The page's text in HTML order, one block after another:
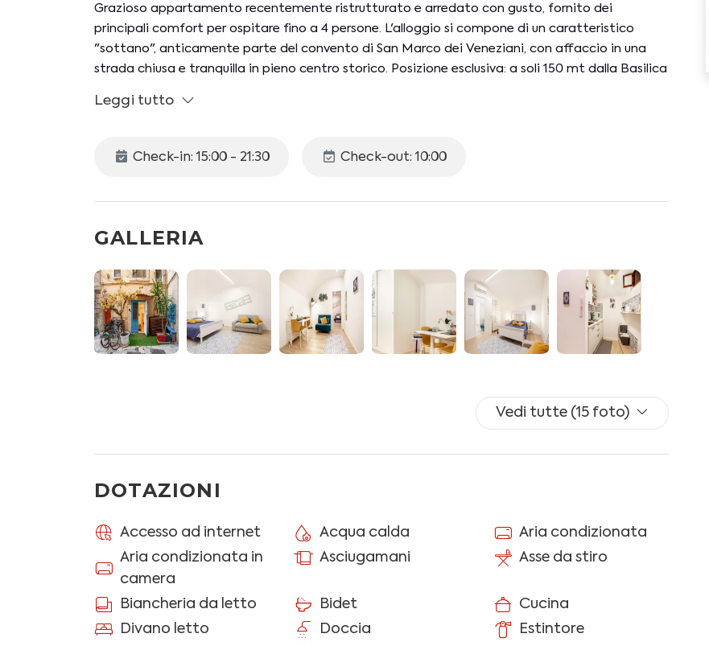
Grazioso appartamento recentemente ristrutturato e arredato con gusto, fornito dei
principali comfort per ospitare fino a 4 persone. L'alloggio si compone di un caratteristico
"sottano", anticamente parte del convento di San Marco dei Veneziani, con affaccio in una
strada chiusa e tranquilla in pieno centro storico. Posizione esclusiva: a soli 150 mt dalla Basilica
partenza ideale per esplorare la città!
L'alloggio di 40 mq si trova al piano terra di uno stabile (si segnalano quattro scalini all'ingresso)
- Angolo cottura attrezzato con due piastre elettriche, minifrigo, moka, bollitore elettrico,
- Area living con poltrona letto singola e tavolo da pranzo
- Camera da letto con letto matrimoniale, divano letto a una piazza e mezza, TV, guardaroba
a vista, cassettiera e split AC
- Toilette con wc, bidet e box doccia
Ulteriori servizi a disposizione degli ospiti: WIFI ILLIMITATO Tim fibra, riscaldamento con
N.B.: le chiavi della porta d'ingresso si trovano all'interno di una cassetta di sicurezza che si apre
con un codice, il quale sarà fornito al momento del check-in.
ATTENZIONE: l'alloggio è ubicato in ZTL, in piena zona pedonale, e NON è raggiungibile in auto.
Normanno o a pagamento su Lungomare Imperatore Augusto, entrambi a 200m dalla
proprietà.
dell'alloggio, "La Casuccia x2 a un passo dalla Basilica S. Nicola" e "La Pergola Apt in pieno
centro storico! x4", per un totale di 10 persone.
Leggi tutto
Check-in: 15:00 - 21:30 Check-out: 10:00
GALLERIA
Vedi tutte (15 foto)
DOTAZIONI
Accesso ad internet Acqua calda
Aria condizionata
Aria condizionata in
camera
Asciugamani Asse da stiro
Biancheria da letto Bidet
Cucina
Divano letto
Doccia
Estintore